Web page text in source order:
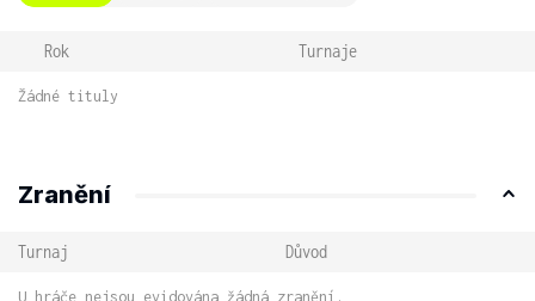
Rok Turnaje
Žádné tituly
Zranění
Turnaj Důvod
U hráče nejsou evidována žádná zranění.